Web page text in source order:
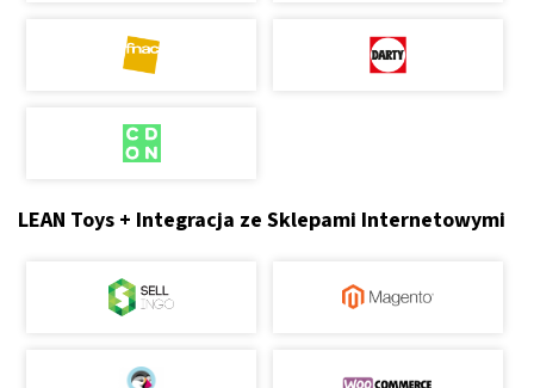
LEAN Toys + Integracja ze Sklepami Internetowymi